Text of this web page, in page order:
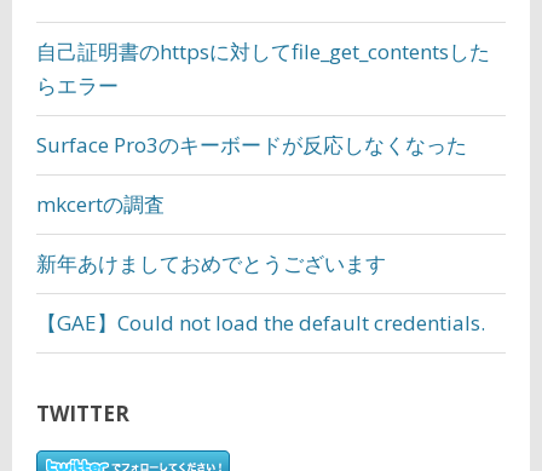
自己証明書のhttpsに対してfile_get_contentsした
らエラー
Surface Pro3のキーボードが反応しなくなった
mkcertの調査
新年あけましておめでとうございます
【GAE】Could not load the default credentials.
TWITTER